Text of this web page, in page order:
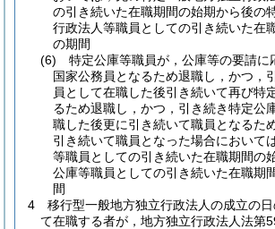
の引き続いた在職期間の始期から後の
行政法人等職員としての引き続いた在
の期間
(6)
特定公庫等職員が，公庫等の要請に
国家公務員となるため退職し，かつ，
員として在職した後引き続いて再び特
るため退職し，かつ，引き続き特定公
職した後更に引き続いて職員となるた
引き続いて職員となった場合において
等職員としての引き続いた在職期間の
公庫等職員としての引き続いた在職期
間
4
移行型一般地方独立行政法人の成立の
て在職する者が，地方独立行政法人法第